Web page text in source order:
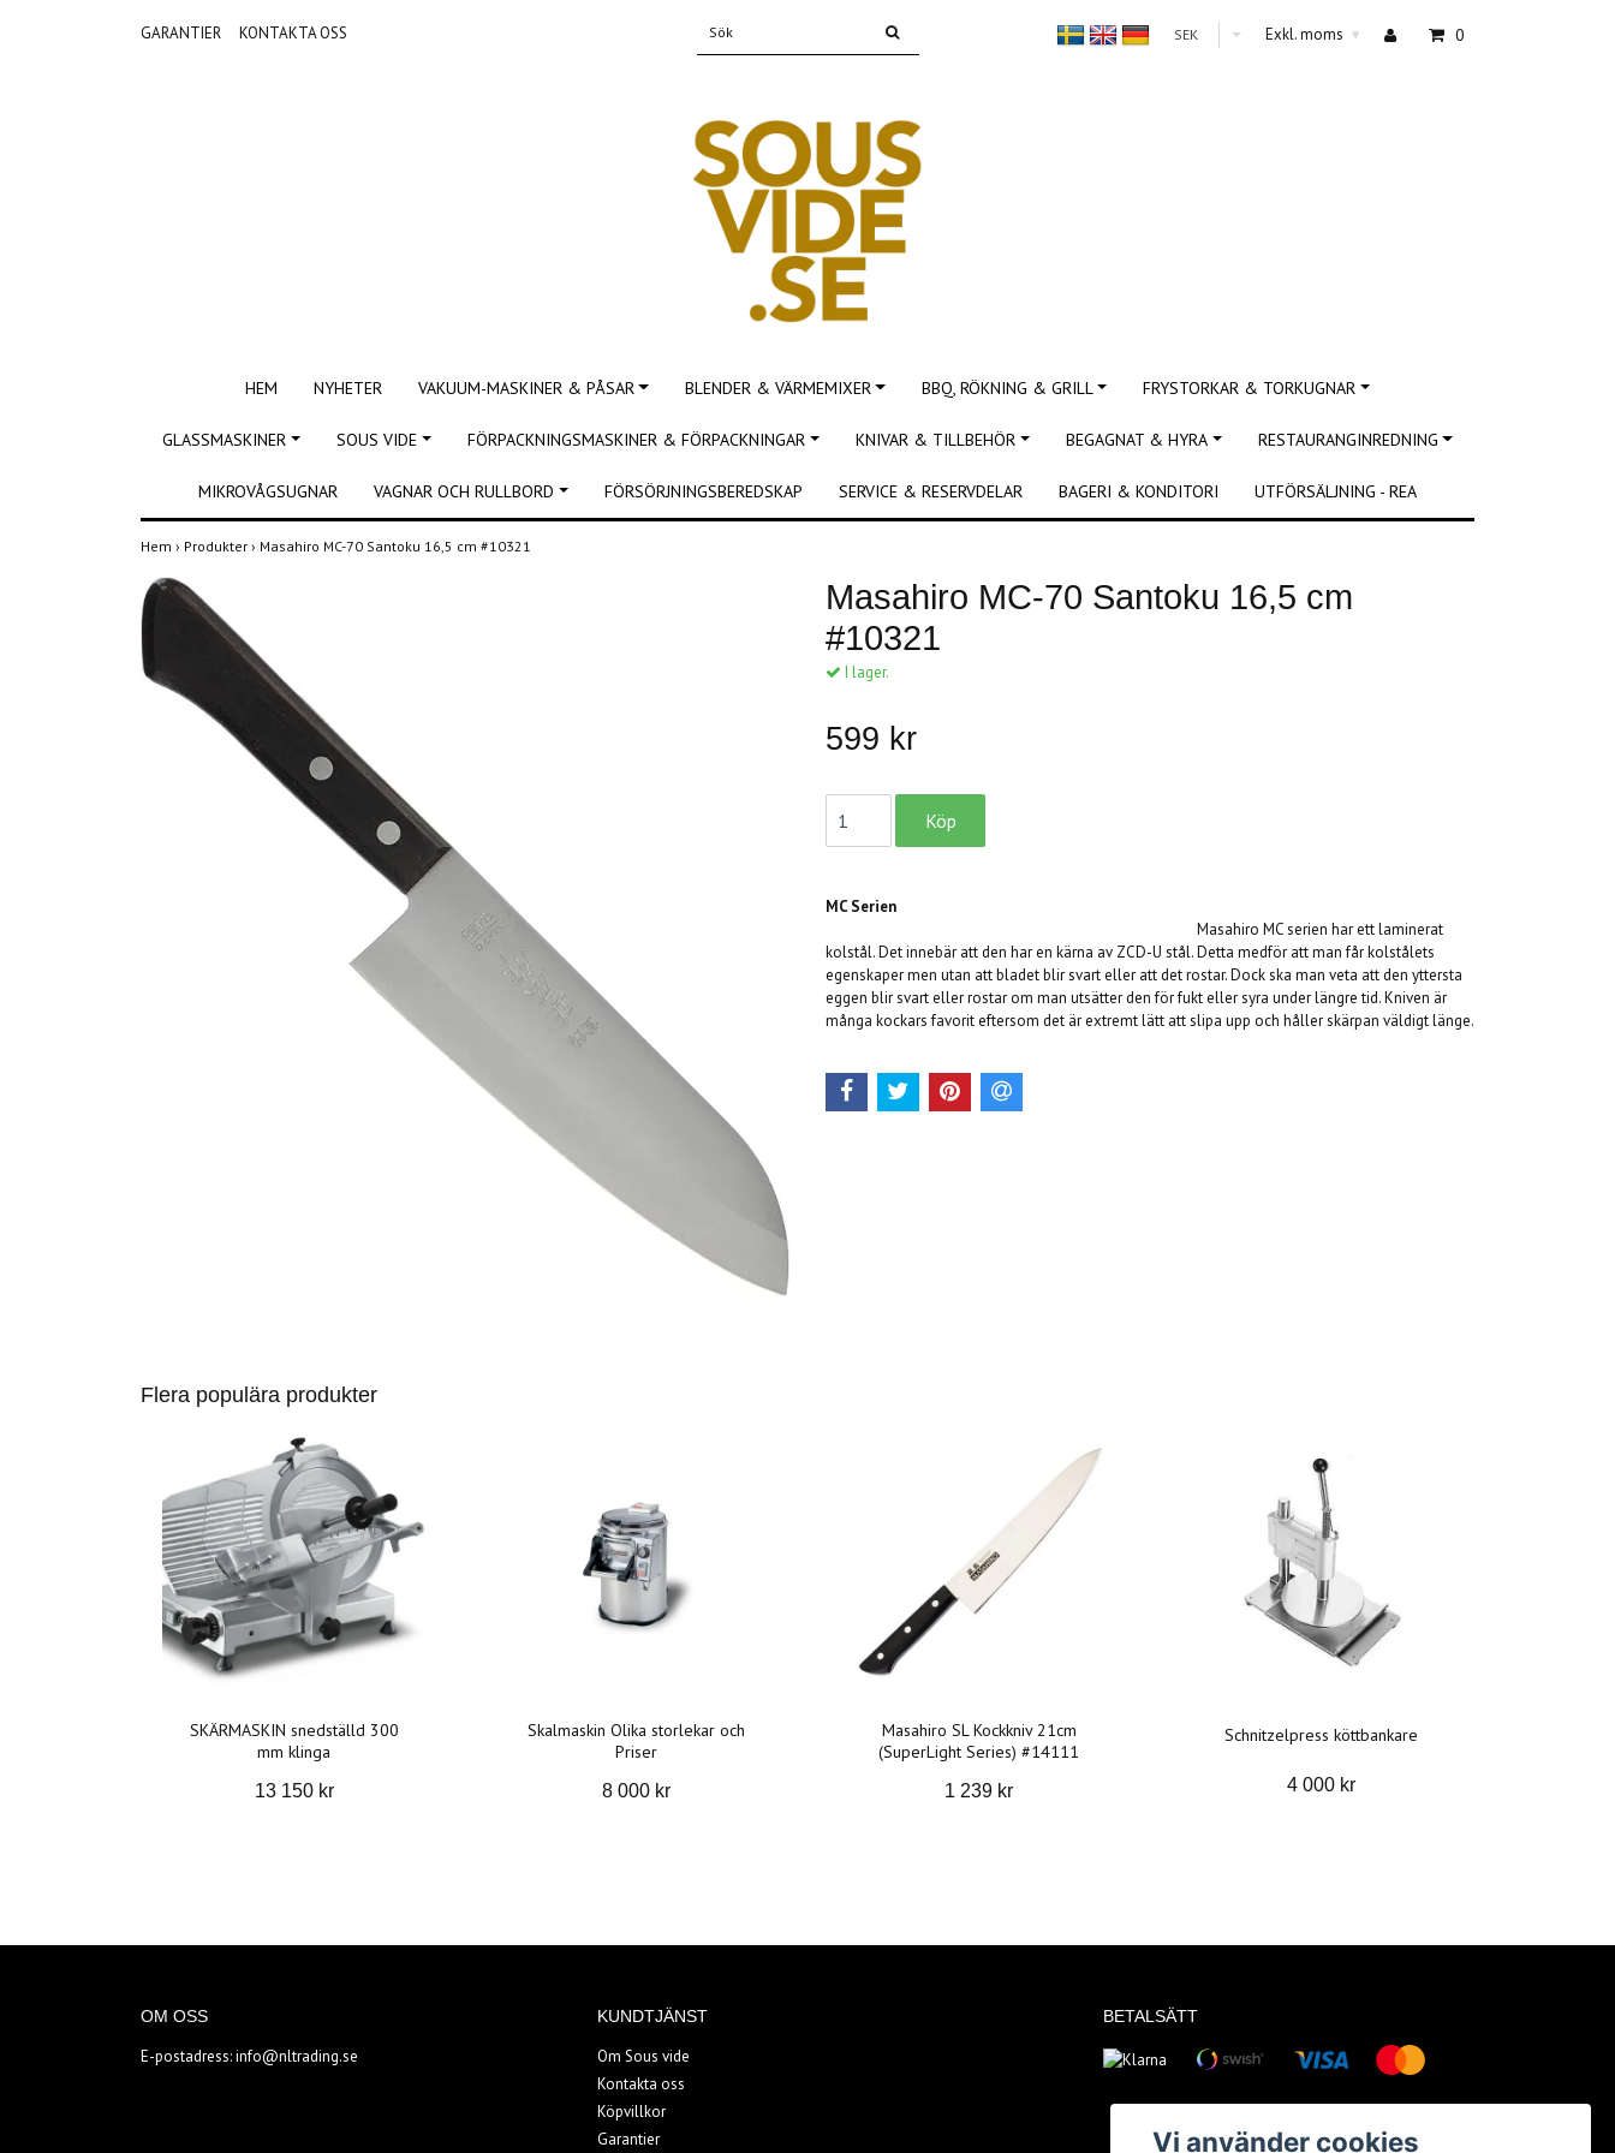
GARANTIER KONTAKTA OSS SEK Exkl. moms ▾ 0
HEM NYHETER VAKUUM-MASKINER & PÅSAR BLENDER & VÄRMEMIXER BBQ, RÖKNING & GRILL FRYSTORKAR & TORKUGNAR
GLASSMASKINER SOUS VIDE FÖRPACKNINGSMASKINER & FÖRPACKNINGAR KNIVAR & TILLBEHÖR BEGAGNAT & HYRA RESTAURANGINREDNING
MIKROVÅGSUGNAR VAGNAR OCH RULLBORD FÖRSÖRJNINGSBEREDSKAP SERVICE & RESERVDELAR BAGERI & KONDITORI UTFÖRSÄLJNING - REA
Hem › Produkter › Masahiro MC-70 Santoku 16,5 cm #10321
Masahiro MC-70 Santoku 16,5 cm
#10321
I lager.
599 kr
MC Serien
Masahiro MC serien har ett laminerat
kolstål. Det innebär att den har en kärna av ZCD-U stål. Detta medför att man får kolstålets
egenskaper men utan att bladet blir svart eller att det rostar. Dock ska man veta att den yttersta
eggen blir svart eller rostar om man utsätter den för fukt eller syra under längre tid. Kniven är
många kockars favorit eftersom det är extremt lätt att slipa upp och håller skärpan väldigt länge.
Flera populära produkter
SKÄRMASKIN snedställd 300
mm klinga
13 150 kr
Skalmaskin Olika storlekar och
Priser
8 000 kr
Masahiro SL Kockkniv 21cm
(SuperLight Series) #14111
1 239 kr
Schnitzelpress köttbankare
4 000 kr
OM OSS
E-postadress:info@nltrading.se
KUNDTJÄNST
Om Sous vide
Kontakta oss
Köpvillkor
Garantier
BETALSÄTT
Vi använder cookies